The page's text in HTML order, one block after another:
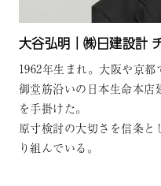
大谷弘明｜㈱日建設計
1962年生まれ。大阪や京都
御堂筋沿いの日本生命本
を手掛けた。
原寸検討の大切さを信条
り組んでいる。